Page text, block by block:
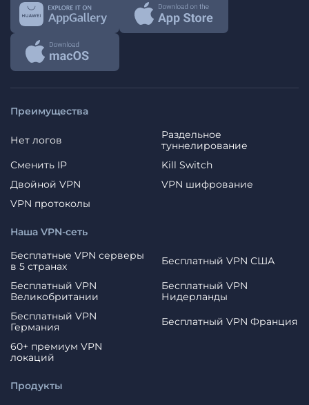
Преимущества
Нет логов
Раздельное
туннелирование
Сменить IP
Kill Switch
Двойной VPN
VPN шифрование
VPN протоколы
Продукты
Наша VPN-сеть
Бесплатные VPN серверы
в 5 странах
Бесплатный VPN США
Бесплатный VPN
Великобритании
Бесплатный VPN
Нидерланды
Бесплатный VPN
Германия
Бесплатный VPN Франция
60+ премиум VPN
локаций